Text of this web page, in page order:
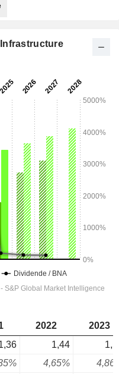
2022
2023
1,44
4,65%